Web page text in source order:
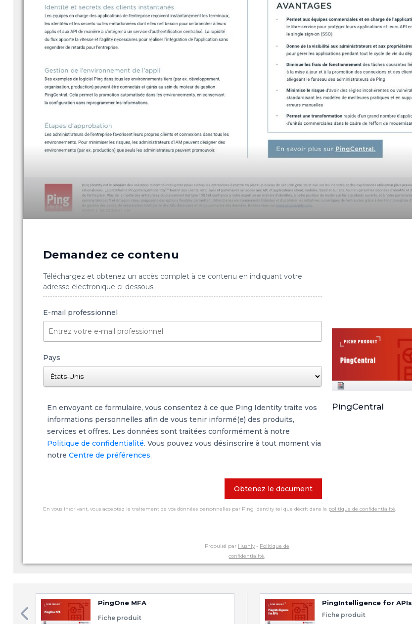
Demandez ce contenu
Téléchargez et obtenez un accès complet à ce contenu en indiquant votre
adresse électronique ci-dessous.
E-mail professionnel
Pays
En envoyant ce formulaire, vous consentez à ce que Ping Identity traite vos
informations personnelles afin de vous tenir informé(e) des produits,
services et offres. Les données sont traitées conformément à notre
Politique de confidentialité. Vous pouvez vous désinscrire à tout moment via
notre Centre de préférences.
Obtenez le document
PingCentral
En vous inscrivant, vous acceptez le traitement de vos données personnelles par Ping Identity tel que décrit dans la politique de confidentialité.
Propulsé par Hushly- Politique de
confidentialité.
PingOne MFA
Fiche produit
PingIntelligence for APIs
Fiche produit